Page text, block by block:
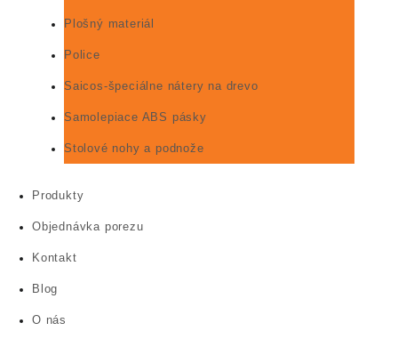
Plošný materiál
Police
Saicos-špeciálne nátery na drevo
Samolepiace ABS pásky
Stolové nohy a podnože
Produkty
Objednávka porezu
Kontakt
Blog
O nás